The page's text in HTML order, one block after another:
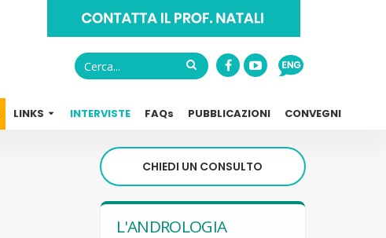
LINKS INTERVISTE FAQs PUBBLICAZIONI CONVEGNI
CHIEDI UN CONSULTO
L'ANDROLOGIA